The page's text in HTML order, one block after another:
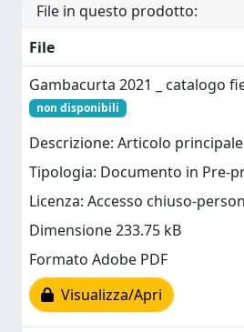
File in questo prodotto:
File
Gambacurta 2021 _ catalogo
non disponibili
Descrizione: Articolo principale
Tipologia: Documento in Pre-
Licenza: Accesso chiuso-
Dimensione 233.75 kB
Formato Adobe PDF
Visualizza/Apri